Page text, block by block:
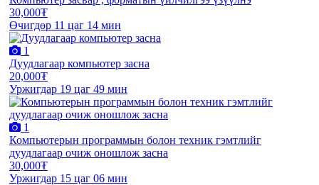
30,000₮
Өчигдөр 11 цаг 14 мин
1
Дуудлагаар компьютер засна
20,000₮
Уржигдар 19 цаг 49 мин
1
Компьютерын программын болон техник гэмтлийг
дуудлагаар очиж оношлож засна
30,000₮
Уржигдар 15 цаг 06 мин